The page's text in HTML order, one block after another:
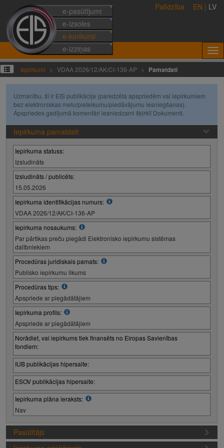
e-pasūtījumi
e-izsoles
e-konkursi
e-izziņas
Palīdzība EN | LV
Iepirkumi VDAA 2026/12/AK/CI-136-AP Pamatdati
Uzmanību, šī ir EIS publikācija (paredzēta apspriedēm vai iepirkumiem
bez elektroniskas metu/pieteikumu/piedāvājumu iesniegšanas).
Apspriedes gadījumā komentāri iesniedzami šķirklī Dokumenti.
Iepirkuma pamatdati
Iepirkuma statuss:
Izsludināts
Izsludināts / publicēts:
15.05.2026
Iepirkuma identifikācijas numurs:
VDAA 2026/12/AK/CI-136-AP
Iepirkuma nosaukums:
Par pārtikas preču piegādi Elektronisko iepirkumu sistēmas
dalībniekiem
Procedūras juridiskais pamats:
Publisko iepirkumu likums
Procedūras tips:
Apspriede ar piegādātājiem
Iepirkuma profils:
Apspriede ar piegādātājiem
Norādiet, vai iepirkums tiek finansēts no Eiropas Savienības
fondiem:
IUB publikācijas hipersaite:
ESOV publikācijas hipersaite:
Iepirkuma plāna ieraksts:
Nav
Pasūtītājs